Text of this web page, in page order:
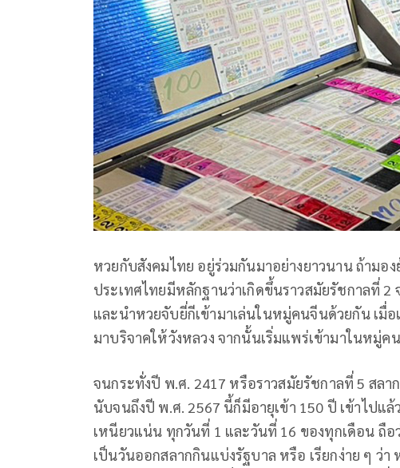
หวยกับสังคมไทย อยู่ร่วมกันมาอย่างยาวนาน ถ้ามอ
ประเทศไทยมีหลักฐานว่าเกิดขึ้นราวสมัยรัชกาลที่ 2
และนำหวยจับยี่กีเข้ามาเล่นในหมู่คนจีนด้วยกัน เมื่อ
มาบริจาคให้วังหลวง จากนั้นเริ่มแพร่เข้ามาในหมู่ค
จนกระทั่งปี พ.ศ. 2417 หรือราวสมัยรัชกาลที่ 5 สล
นับจนถึงปี พ.ศ. 2567 นี้ก็มีอายุเข้า 150 ปี เข้าไปแ
เหนียวแน่น ทุกวันที่ 1 และวันที่ 16 ของทุกเดือน ถื
เป็นวันออกสลากกินแบ่งรัฐบาล หรือ เรียกง่าย ๆ ว่